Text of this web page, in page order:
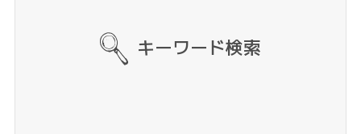
キーワード検索